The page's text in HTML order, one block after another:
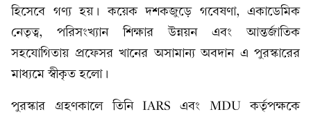
হিসেবে গণ্য হয়। কয়েক দশকজুড়ে গবেষণা, একাডেমিক
নেতৃত্ব, পরিসংখ্যান শিক্ষার উন্নয়ন এবং আন্তর্জাতিক
সহযোগিতায় প্রফেসর খানের অসামান্য অবদান এ পুরস্কারের
মাধ্যমে স্বীকৃত হলো।
পুরস্কার গ্রহণকালে তিনি IARS এবং MDU কর্তৃপক্ষকে